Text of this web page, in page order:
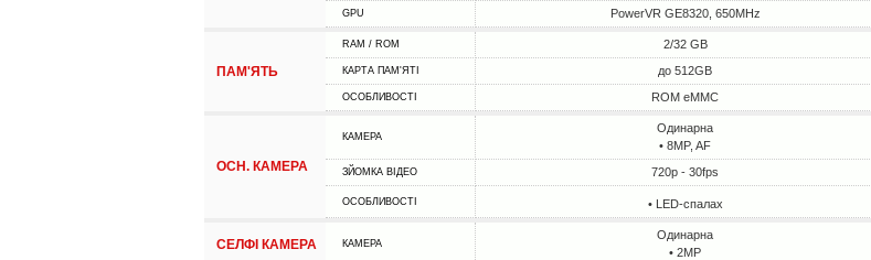
GPU PowerVR GE8320, 650MHz
ПАМ'ЯТЬ
RAM / ROM 2/32 GB
КАРТА ПАМ'ЯТІ до 512GB
ОСОБЛИВОСТІ ROM eMMC
ОСН. КАМЕРА
КАМЕРА
Одинарна
• 8MP, AF
ЗЙОМКА ВІДЕО 720p - 30fps
ОСОБЛИВОСТІ • LED-спалах
СЕЛФІ КАМЕРА КАМЕРА
Одинарна
• 2MP